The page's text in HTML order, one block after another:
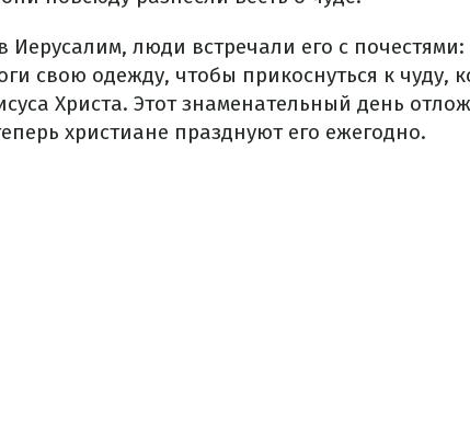
Иерусалим, люди встречали его с
свою одежду, чтобы прикоснуться к чуду,
Христа. Этот знаменательный день
христиане празднуют его ежегодно.